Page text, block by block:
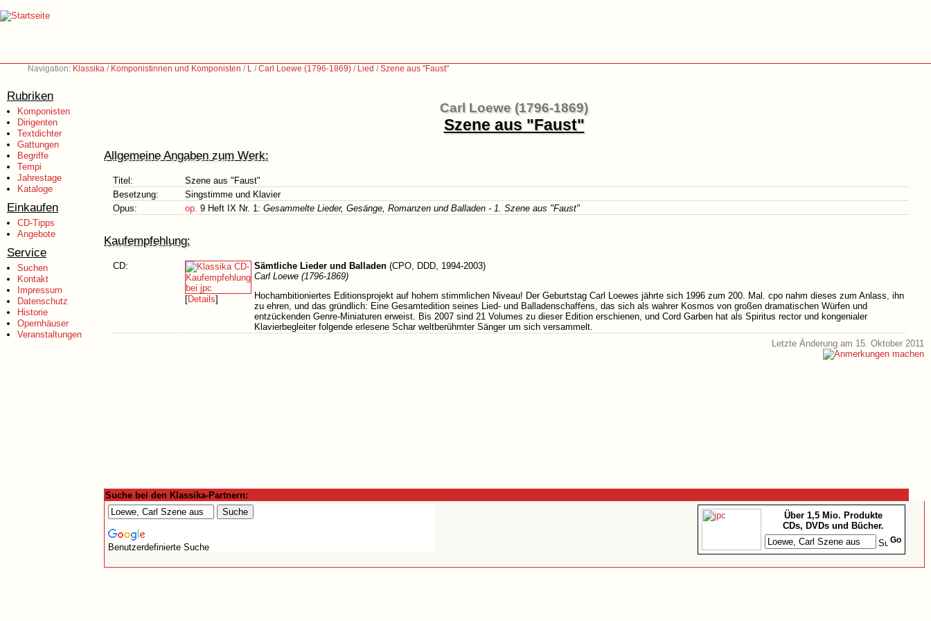
Navigation: Klassika / Komponistinnen und Komponisten / L /Carl Loewe (1796-1869) / Lied /Szene aus "Faust"
Rubriken
Komponisten
Dirigenten
Textdichter
Gattungen
Begriffe
Tempi
Jahrestage
Kataloge
Einkaufen
CD-Tipps
Angebote
Service
Suchen
Kontakt
Impressum
Datenschutz
Historie
Opernhäuser
Veranstaltungen
Carl Loewe (1796-1869)
Szene aus "Faust"
Allgemeine Angaben zum Werk:
Titel:
Szene aus "Faust"
Besetzung:
Singstimme und Klavier
Opus:
op. 9 Heft IX Nr. 1: Gesammelte Lieder, Gesänge, Romanzen und Balladen - 1. Szene aus "Faust"
Kaufempfehlung:
CD:
[Details]
Sämtliche Lieder und Balladen (CPO, DDD, 1994-2003)
Carl Loewe (1796-1869)
Hochambitioniertes Editionsprojekt auf hohem stimmlichen Niveau! Der Geburtstag Carl Loewes jährte sich 1996 zum 200. Mal. cpo nahm dieses zum Anlass, ihn
zu ehren, und das gründlich: Eine Gesamtedition seines Lied- und Balladenschaffens, das sich als wahrer Kosmos von großen dramatischen Würfen und
entzückenden Genre-Miniaturen erweist. Bis 2007 sind 21 Volumes zu dieser Edition erschienen, und Cord Garben hat als Spiritus rector und kongenialer
Klavierbegleiter folgende erlesene Schar weltberühmter Sänger um sich versammelt.
Letzte Änderung am 15. Oktober 2011
Suche bei den Klassika-Partnern:
Benutzerdefinierte Suche
Über 1,5 Mio. Produkte
CDs, DVDs und Bücher.
Go